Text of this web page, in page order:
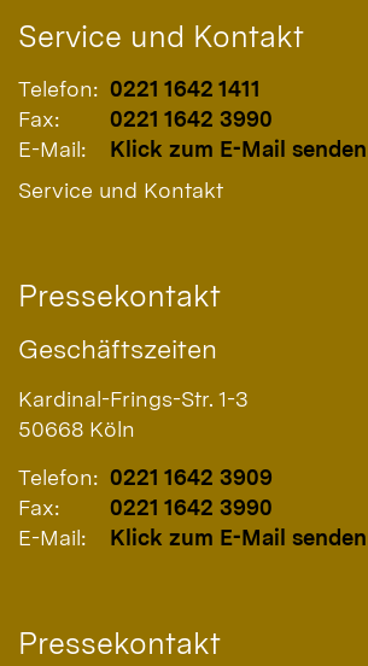
Service und Kontakt
Telefon: 0221 1642 1411
Fax:
0221 1642 3990
E-Mail:
Klick zum E-Mail senden
Service und Kontakt
Pressekontakt
Geschäftszeiten
Kardinal-Frings-Str. 1-3
50668 Köln
Telefon: 0221 1642 3909
Fax:
0221 1642 3990
E-Mail:
Klick zum E-Mail senden
Pressekontakt